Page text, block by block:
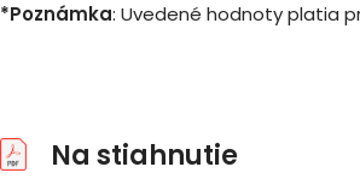
*Poznámka: Uvedené hodnoty platia
Na stiahnutie